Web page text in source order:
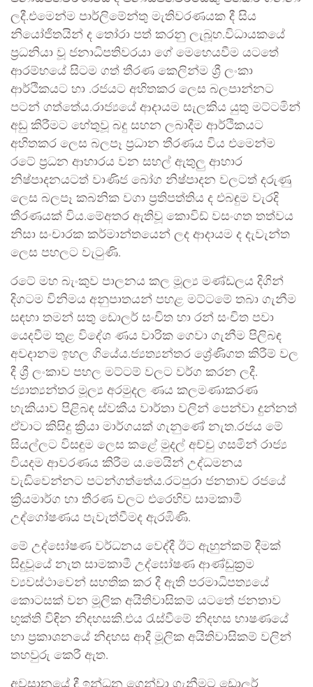
ලදී.එමෙන්ම පාර්ලිමේන්තු මැතිවරණයක දී සිය
නියෝජිතයින් ද තෝරා පත් කරනු ලැබූහ.විධායකයේ
ප්‍රධනියා වූ ජනාධිපතිවරයා ගේ මෙහෙයවීම යටතේ
ආරම්භයේ සිටම ගත් තීරණ කෙලින්ම ශ්‍රී ලංකා
ආර්ථිකයට හා .රජයට අහිතකර ලෙස බලපාන්නට
පටන් ගත්තේය.රාජ්‍යයේ ආදායම සැලකිය යුතු මට්ටමින්
අඩු කිරීමට හේතුවූ බදු සහන ලබාදීම ආර්ථිකයට
අහිතකර ලෙස බලපෑ ප්‍රධාන තීරණය විය එමෙන්ම
රටේ ප්‍රධන ආහාරය වන සහල් ඇතුලු ආහාර
නිෂ්පාදනයටත් වාණිජ බෝග නිෂ්පාදන වලටත් දරුණු
ලෙස බලපෑ කබනික වගා ප්‍රතිපත්තිය ද එබඳුම වැරදි
තීරණයක් විය.මේඅතර ඇතිවූ කොවිඩ් වසංගත තත්වය
නිසා සංචාරක කර්මාන්තයෙන් ලද ආදායම ද දැවැන්ත
ලෙස පහලට වැටුණි.
රටේ මහ බැංකුව පාලනය කල මූල්‍ය මණ්ඩලය දිගින්
දිගටම විනිමය අනුපාතයන් පහළ මට්ටමේ තබා ගැනීම
සඳහා තමන් සතු ඩොලර් සංචිත හා රන් සංචිත පවා
යෙදවීම තුළ විදේශ ණය වාරික ගෙවා ගැනීම පිලිබඳ
අවදානම ඉහල ගියේය.ජ්‍යත්‍යන්තර ශ්‍රේණිගත කිරීම් වල
දී ශ්‍රී ලංකාව පහල මට්ටම් වලට වර්ග කරන ලදී.
ජ්‍යාත්‍යන්තර මූල්‍ය අරමුදල ණය කලමණාකරණ
හැකියාව පිළිබඳ ස්වකීය වාර්තා වලින් පෙන්වා දුන්නත්
ඒවාට කිසිදු ක්‍රියා මාර්ගයක් ගැනුණේ නැත.රජය මේ
සියල්ලට විසඳුම ලෙස කළේ මුදල් අච්චු ගසමින් රාජ්‍ය
වියදම ආවරණය කිරීම ය.මෙයින් උද්ධමනය
වැඩිවෙන්නට පටන්ගත්තේය.රටපුරා ජනතාව රජයේ
ක්‍රියමාර්ග හා තීරණ වලට එරෙහිව සාමකාමී
උද්ගෝෂණය පැවැත්වීමද ඇරඹිණි.
මේ උද්ඝෝෂණ වර්ධනය වෙද්දී ඊට ඇහුන්කම් දීමක්
සිදුවූයේ නැත සාමකාමී උද්ඝෝෂණ ආණ්ඩුක්‍රම
ව්‍යවස්ථාවෙන් සහතික කර දී ඇති පරමාධිපත්‍යයේ
කොටසක් වන මූලික අයිතිවාසිකම් යටතේ ජනතාව
භුක්ති විඳින නිදහසකි.එය රැස්වීමේ නිදහස භාෂණයේ
හා ප්‍රකාශනයේ නිදහස ආදී මූලික අයිතිවාසිකම් වලින්
තහවුරු කෙරී ඇත.
අවසානයේ දී ඉන්ධන ගෙන්වා ගැනීමට ඩොලර්